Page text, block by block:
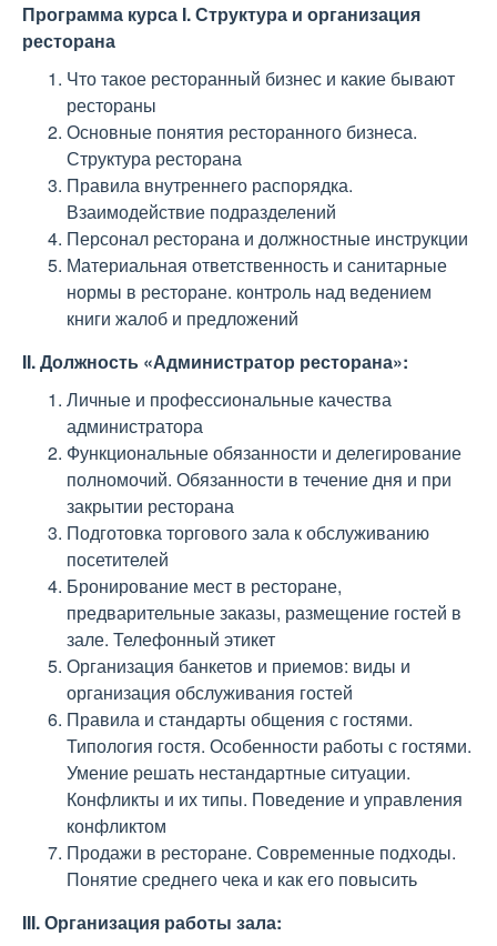
Программа курса I. Структура и организация
ресторана
Что такое ресторанный бизнес и какие бывают
рестораны
Основные понятия ресторанного бизнеса.
Структура ресторана
Правила внутреннего распорядка.
Взаимодействие подразделений
Персонал ресторана и должностные инструкции
Материальная ответственность и санитарные
нормы в ресторане. контроль над ведением
книги жалоб и предложений
II. Должность «Администратор ресторана»:
Личные и профессиональные качества
администратора
Функциональные обязанности и делегирование
полномочий. Обязанности в течение дня и при
закрытии ресторана
Подготовка торгового зала к обслуживанию
посетителей
Бронирование мест в ресторане,
предварительные заказы, размещение гостей в
зале. Телефонный этикет
Организация банкетов и приемов: виды и
организация обслуживания гостей
Правила и стандарты общения с гостями.
Типология гостя. Особенности работы с гостями.
Умение решать нестандартные ситуации.
Конфликты и их типы. Поведение и управления
конфликтом
Продажи в ресторане. Современные подходы.
Понятие среднего чека и как его повысить
III. Организация работы зала: